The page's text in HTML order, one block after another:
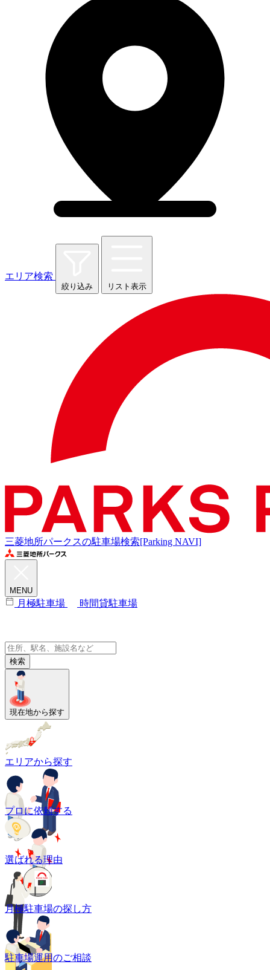
エリア検索
絞り込み リスト表示
三菱地所パークスの駐車場検索[Parking NAVI]
MENU
月極駐車場 時間貸駐車場
検索
現在地から探す
エリアから探す
プロに依頼する
選ばれる理由
月極駐車場の探し方
駐車場運用のご相談